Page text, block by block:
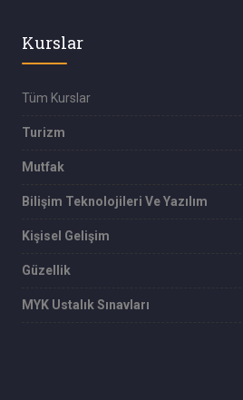
Kurslar
Tüm Kurslar
Turizm
Mutfak
Bilişim Teknolojileri Ve Yazılım
Kişisel Gelişim
Güzellik
MYK Ustalık Sınavları